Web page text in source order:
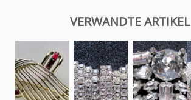
VERWANDTE ARTIKEL